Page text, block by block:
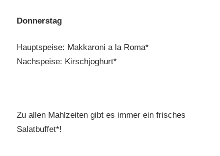
Donnerstag
Hauptspeise: Makkaroni a la Roma*
Nachspeise: Kirschjoghurt*
Zu allen Mahlzeiten gibt es immer ein frisches
Salatbuffet*!